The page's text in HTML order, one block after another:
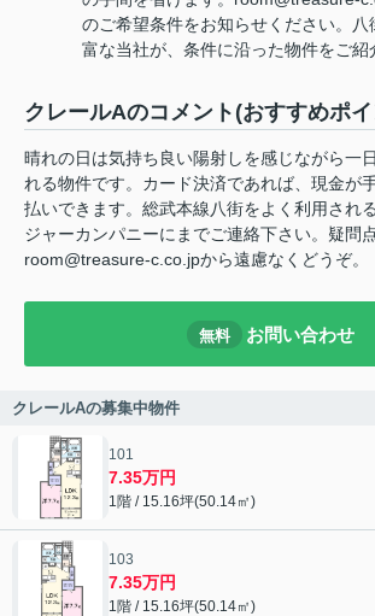
のご希望条件をお知らせください。八
富な当社が、条件に沿った物件をご紹
クレールAのコメント(おすすめポ
晴れの日は気持ち良い陽射しを感じながら一
れる物件です。カード決済であれば、現金が
払いできます。総武本線八街をよく利用され
ジャーカンパニーにまでご連絡下さい。疑問
room@treasure-c.co.jpから遠慮なくどうぞ。
無料 お問い合わせ
クレールAの募集中物件
101
7.35万円
1階 / 15.16坪(50.14㎡)
103
7.35万円
1階 / 15.16坪(50.14㎡)